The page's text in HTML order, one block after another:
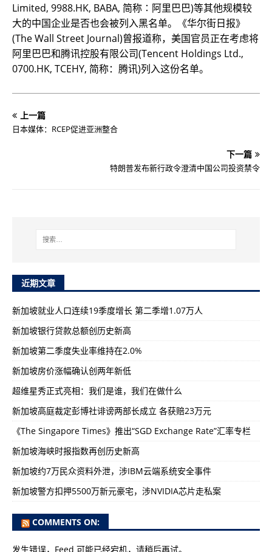
Limited, 9988.HK, BABA, 简称∶阿里巴巴)等其他规模较
大的中国企业是否也会被列入黑名单。《华尔街日报》
(The Wall Street Journal)曾报道称，美国官员正在考虑将
阿里巴巴和腾讯控股有限公司(Tencent Holdings Ltd.,
0700.HK, TCEHY, 简称：腾讯)列入这份名单。
上一篇
日本媒体：RCEP促进亚洲整合
下一篇
特朗普发布新行政令澄清中国公司投资禁令
近期文章
新加坡就业人口连续19季度增长 第二季增1.07万人
新加坡银行贷款总额创历史新高
新加坡第二季度失业率维持在2.0%
新加坡房价涨幅确认创两年新低
超维星秀正式亮相：我们是谁，我们在做什么
新加坡高庭裁定彭博社诽谤两部长成立 各获赔23万元
《The Singapore Times》推出“SGD Exchange Rate”汇率专栏
新加坡海峡时报指数再创历史新高
新加坡约7万民众资料外泄，涉IBM云端系统安全事件
新加坡警方扣押5500万新元豪宅，涉NVIDIA芯片走私案
COMMENTS ON:
发生错误，Feed 可能已经宕机，请稍后再试。